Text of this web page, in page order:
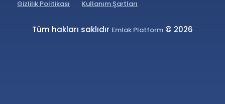
Gizlilik Politikası Kullanım Şartları
Tüm hakları saklıdır Emlak Platform © 2026